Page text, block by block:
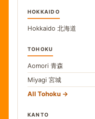
HOKKAIDO
Hokkaido 北海道
TOHOKU
Aomori 青森
Miyagi 宮城
All Tohoku
KANTO